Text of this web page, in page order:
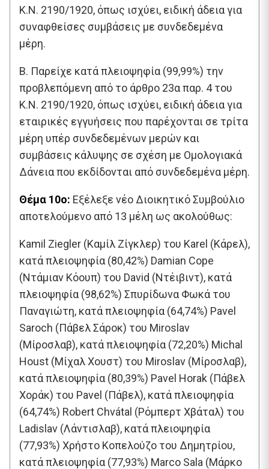
Κ.Ν. 2190/1920, όπως ισχύει, ειδική άδεια για
συναφθείσες συμβάσεις με συνδεδεμένα
μέρη.
Β. Παρείχε κατά πλειοψηφία (99,99%) την
προβλεπόμενη από το άρθρο 23α παρ. 4 του
Κ.Ν. 2190/1920, όπως ισχύει, ειδική άδεια για
εταιρικές εγγυήσεις που παρέχονται σε τρίτα
μέρη υπέρ συνδεδεμένων μερών και
συμβάσεις κάλυψης σε σχέση με Ομολογιακά
Δάνεια που εκδίδονται από συνδεδεμένα μέρη.
Θέμα 10o: Εξέλεξε νέο Διοικητικό Συμβούλιο
αποτελούμενο από 13 μέλη ως ακολούθως:
Kamil Ziegler (Καμίλ Ζίγκλερ) του Karel (Κάρελ),
κατά πλειοψηφία (80,42%) Damian Cope
(Ντάμιαν Κόουπ) του David (Ντέιβιντ), κατά
πλειοψηφία (98,62%) Σπυρίδωνα Φωκά του
Παναγιώτη, κατά πλειοψηφία (64,74%) Pavel
Saroch (Πάβελ Σάροκ) του Miroslav
(Μίροσλαβ), κατά πλειοψηφία (72,20%) Michal
Houst (Μίχαλ Χουστ) του Miroslav (Μίροσλαβ),
κατά πλειοψηφία (80,39%) Pavel Horak (Πάβελ
Χοράκ) του Pavel (Πάβελ), κατά πλειοψηφία
(64,74%) Robert Chvátal (Ρόμπερτ Χβάταλ) του
Ladislav (Λάντισλαβ), κατά πλειοψηφία
(77,93%) Χρήστο Κοπελούζο του Δημητρίου,
κατά πλειοψηφία (77,93%) Marco Sala (Μάρκο